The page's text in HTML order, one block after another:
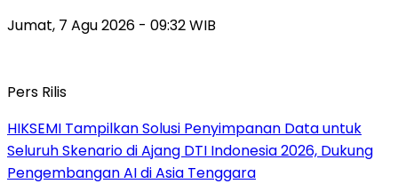
Jumat, 7 Agu 2026 - 09:32 WIB
Pers Rilis
HIKSEMI Tampilkan Solusi Penyimpanan Data untuk
Seluruh Skenario di Ajang DTI Indonesia 2026, Dukung
Pengembangan AI di Asia Tenggara